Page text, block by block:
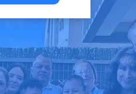
DE LIMPIEZA EN
- PUENTE DE
- SAN DIEGO
limpieza profesional
para que puedas